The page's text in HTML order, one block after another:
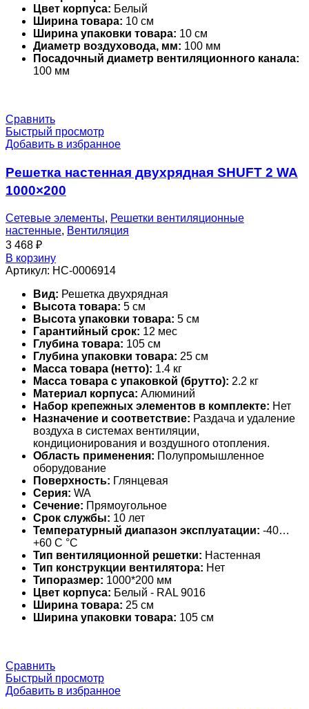
Цвет корпуса: Белый
Ширина товара: 10 см
Ширина упаковки товара: 10 см
Диаметр воздуховода, мм: 100 мм
Посадочный диаметр вентиляционного канала:
100 мм
Сравнить
Быстрый просмотр
Добавить в избранное
Решетка настенная двухрядная SHUFT 2 WA
1000×200
Сетевые элементы, Решетки вентиляционные
настенные, Вентиляция
3 468 ₽
В корзину
Артикул: НС-0006914
Вид: Решетка двухрядная
Высота товара: 5 см
Высота упаковки товара: 5 см
Гарантийный срок: 12 мес
Глубина товара: 105 см
Глубина упаковки товара: 25 см
Масса товара (нетто): 1.4 кг
Масса товара с упаковкой (брутто): 2.2 кг
Материал корпуса: Алюминий
Набор крепежных элементов в комплекте: Нет
Назначение и соответствие: Раздача и удаление
воздуха в системах вентиляции,
кондиционирования и воздушного отопления.
Область применения: Полупромышленное
оборудование
Поверхность: Глянцевая
Серия: WA
Сечение: Прямоугольное
Срок службы: 10 лет
Температурный диапазон эксплуатации: -40…
+60 С °С
Тип вентиляционной решетки: Настенная
Тип конструкции вентилятора: Нет
Типоразмер: 1000*200 мм
Цвет корпуса: Белый - RAL 9016
Ширина товара: 25 см
Ширина упаковки товара: 105 см
Сравнить
Быстрый просмотр
Добавить в избранное